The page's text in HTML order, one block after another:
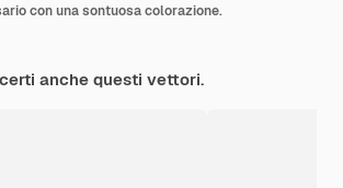
con una sontuosa colorazione.
anche questi vettori.